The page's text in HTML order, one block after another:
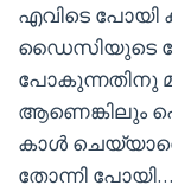
എവിടെ പോയി
ഡൈസിയുടെ
പോകുന്നതിനു
ആണെങ്കിലും
കാൾ
തോന്നി